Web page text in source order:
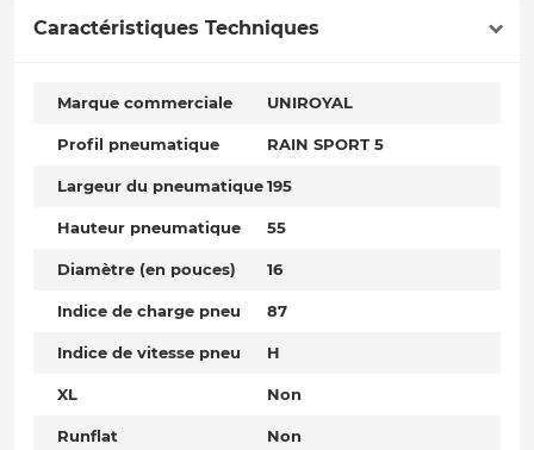
Caractéristiques Techniques
Marque commerciale UNIROYAL
Profil pneumatique RAIN SPORT 5
Largeur du pneumatique195
Hauteur pneumatique 55
Diamètre (en pouces) 16
Indice de charge pneu 87
Indice de vitesse pneu H
XL Non
Runflat Non